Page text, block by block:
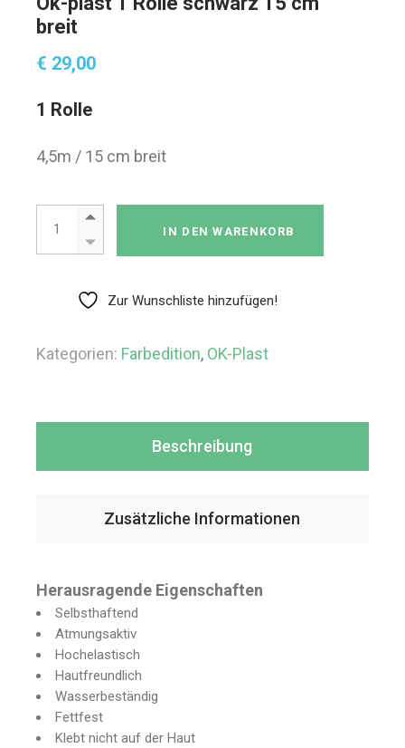
breit
€ 29,00
1 Rolle
4,5m / 15 cm breit
Ok-plast 1 Rolle schwarz 15 cm breit Menge
IN DEN WARENKORB
Zur Wunschliste hinzufügen!
Kategorien: Farbedition, OK-Plast
Beschreibung
Zusätzliche Informationen
Herausragende Eigenschaften
Selbsthaftend
Atmungsaktiv
Hochelastisch
Hautfreundlich
Wasserbeständig
Fettfest
Klebt nicht auf der Haut